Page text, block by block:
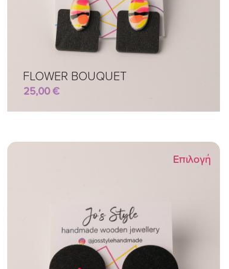
FLOWER BOUQUET
25,00€
Επιλογή